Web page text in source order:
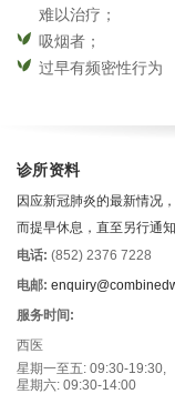
难以治疗；
吸烟者；
过早有频密性行为
诊所资料
因应新冠肺炎的最新情况
而提早休息，直至另行通知
电话: (852) 2376 7228
电邮:
服务时间:
西医
星期一至五: 09:30-19:30,
星期六: 09:30-14:00